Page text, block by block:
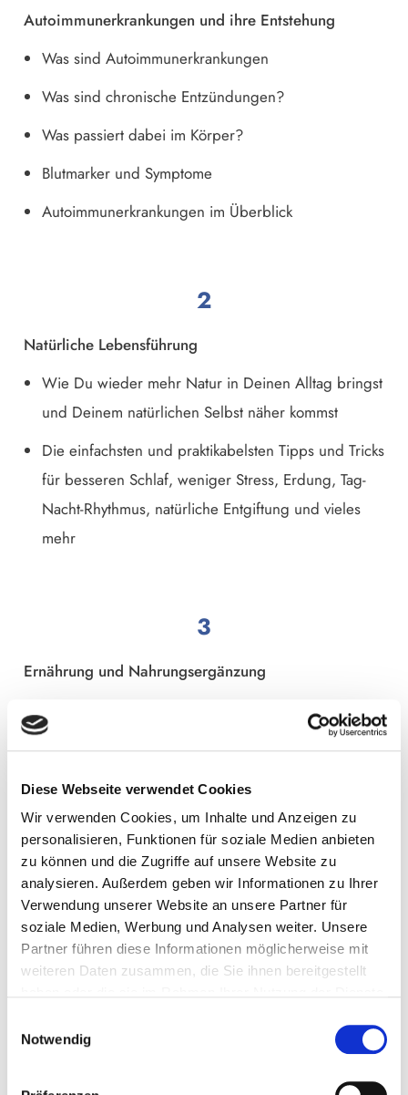
Diese Webseite verwendet Cookies
Wir verwenden Cookies, um Inhalte und Anzeigen zu
personalisieren, Funktionen für soziale Medien anbieten
zu können und die Zugriffe auf unsere Website zu
analysieren. Außerdem geben wir Informationen zu Ihrer
Verwendung unserer Website an unsere Partner für
soziale Medien, Werbung und Analysen weiter. Unsere
Partner führen diese Informationen möglicherweise mit
weiteren Daten zusammen, die Sie ihnen bereitgestellt
Einstellungen widerrufen oder ändern:
. Es befindet sich auch ein Link in der
Fußzeile zu den Einstellungen der Cookies um diese
Notwendig
Autoimmunerkrankungen und ihre Entstehung
Was sind Autoimmunerkrankungen
Was sind chronische Entzündungen?
Was passiert dabei im Körper?
Blutmarker und Symptome
Autoimmunerkrankungen im Überblick
2
Natürliche Lebensführung
Wie Du wieder mehr Natur in Deinen Alltag bringst
und Deinem natürlichen Selbst näher kommst
Die einfachsten und praktikabelsten Tipps und Tricks
für besseren Schlaf, weniger Stress, Erdung, Tag-
Nacht-Rhythmus, natürliche Entgiftung und vieles
mehr
3
Ernährung und Nahrungsergänzung
Welche Lebensmittel Du dringend meiden solltest
…
Adaptogene, Vitalpilze, Wildkräuter und wie Du sie
in Deinen Alltag integrierst)
Welche anti-entzündlichen Ernährungsformen es
gibt und welche geeignet sind
Welche Nahrungsergänzungen sich lohnen – und
Worauf bei der Qualität zu achten ist und wie Du